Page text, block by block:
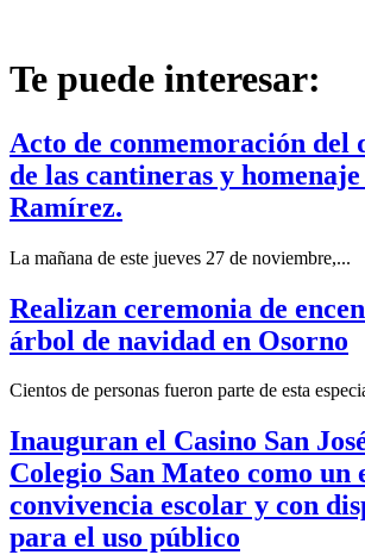
Te puede interesar:
Acto de conmemoración del
de las cantineras y
Ramírez.
La mañana de este jueves 27 de noviembre,...
Realizan ceremonia de
árbol de navidad en Osorno
Cientos de personas fueron parte de esta
Inauguran el Casino San
Colegio San Mateo como un
convivencia escolar y con
para el uso público